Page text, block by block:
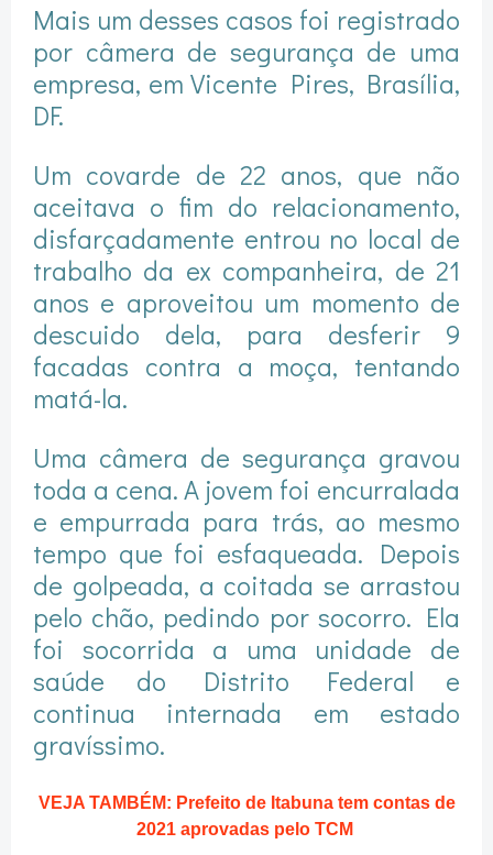
Mais um desses casos foi registrado
por câmera de segurança de uma
empresa, em Vicente Pires, Brasília,
DF.
Um covarde de 22 anos, que não
aceitava o fim do relacionamento,
disfarçadamente entrou no local de
trabalho da ex companheira, de 21
anos e aproveitou um momento de
descuido dela, para desferir 9
facadas contra a moça, tentando
matá-la.
Uma câmera de segurança gravou
toda a cena. A jovem foi encurralada
e empurrada para trás, ao mesmo
tempo que foi esfaqueada. Depois
de golpeada, a coitada se arrastou
pelo chão, pedindo por socorro. Ela
foi socorrida a uma unidade de
saúde do Distrito Federal e
continua internada em estado
gravíssimo.
VEJA TAMBÉM: Prefeito de Itabuna tem contas de
2021 aprovadas pelo TCM